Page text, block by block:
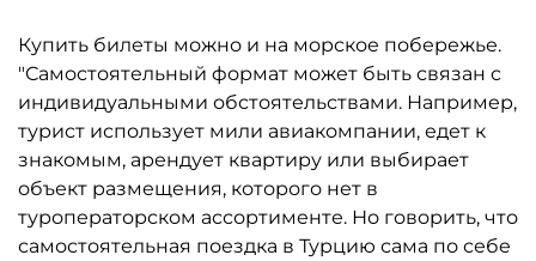
Купить билеты можно и на морское побережье.
"Самостоятельный формат может быть связан с
индивидуальными обстоятельствами. Например,
турист использует мили авиакомпании, едет к
знакомым, арендует квартиру или выбирает
объект размещения, которого нет в
туроператорском ассортименте. Но говорить, что
самостоятельная поездка в Турцию сама по себе